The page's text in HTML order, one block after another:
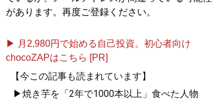
があります。再度ご登録ください。
▶ 月2,980円で始める自己投資。初心者向け
chocoZAPはこちら [PR]
【今この記事も読まれています】
▶焼き芋を「2年で1000本以上」食べた人物